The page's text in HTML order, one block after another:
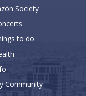
Society
to do
Community